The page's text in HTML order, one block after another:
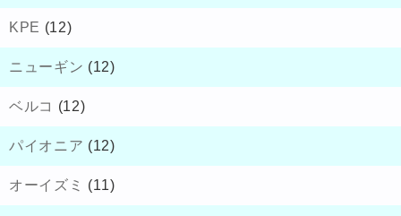
KPE (12)
ニューギン (12)
ベルコ (12)
パイオニア (12)
オーイズミ (11)